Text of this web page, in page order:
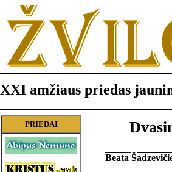
XXI amžiaus priedas
PRIEDAI
Beata